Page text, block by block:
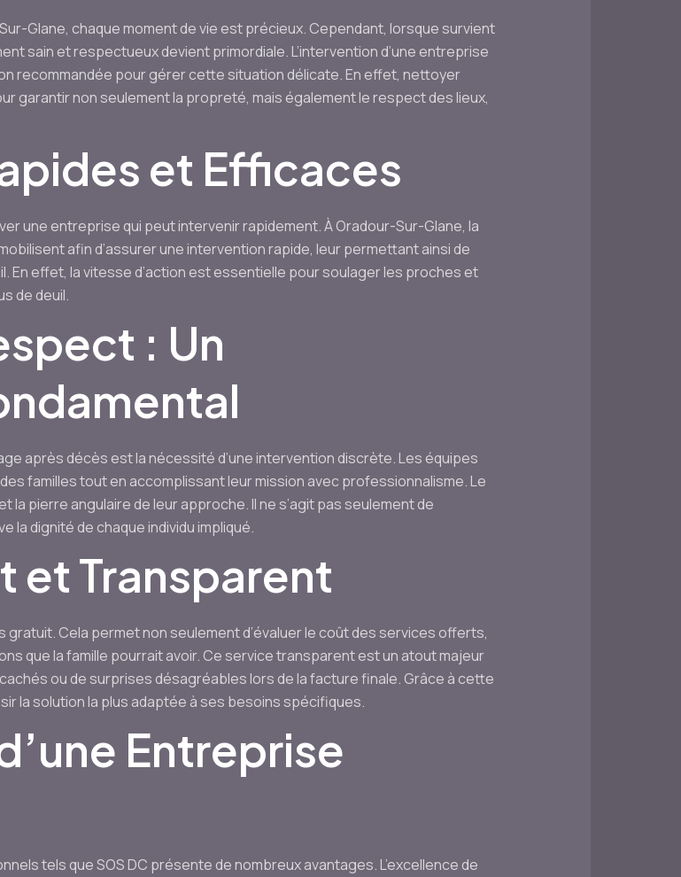
Glane, chaque moment de vie est précieux. Cependant, lorsque survient
sain et respectueux devient primordiale. L’intervention d’une entreprise
recommandée pour gérer cette situation délicate. En effet, nettoyer
garantir non seulement la propreté, mais également le respect des lieux,
et Efficaces
une entreprise qui peut intervenir rapidement. À Oradour-Sur-Glane, la
afin d’assurer une intervention rapide, leur permettant ainsi de
En effet, la vitesse d’action est essentielle pour soulager les proches et
de deuil.
: Un
après décès est la nécessité d’une intervention discrète. Les équipes
familles tout en accomplissant leur mission avec professionnalisme. Le
pierre angulaire de leur approche. Il ne s’agit pas seulement de
la dignité de chaque individu impliqué.
et Transparent
Cela permet non seulement d’évaluer le coût des services offerts,
que la famille pourrait avoir. Ce service transparent est un atout majeur
cachés ou de surprises désagréables lors de la facture finale. Grâce à cette
la solution la plus adaptée à ses besoins spécifiques.
Entreprise
tels que SOS DC présente de nombreux avantages. L’excellence de